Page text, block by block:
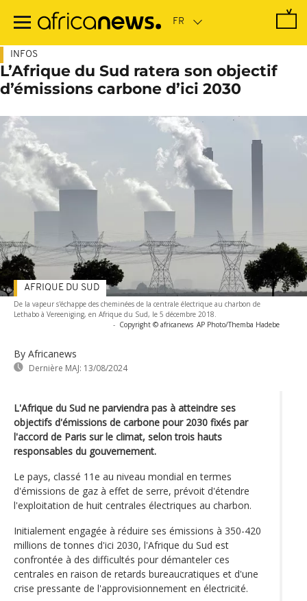
contenu
INFOS
L’Afrique du Sud ratera son objectif
d’émissions carbone d’ici 2030
De la vapeur s'échappe des cheminées de la centrale électrique au charbon de
Lethabo à Vereeniging, en Afrique du Sud, le 5 décembre 2018.
- Copyright © africanews AP Photo/Themba Hadebe
By Africanews
Dernière MAJ: 13/08/2024
AFRIQUE DU SUD
L'Afrique du Sud ne parviendra pas à atteindre ses
objectifs d'émissions de carbone pour 2030 fixés par
l'accord de Paris sur le climat, selon trois hauts
responsables du gouvernement.
Le pays, classé 11e au niveau mondial en termes
d'émissions de gaz à effet de serre, prévoit d'étendre
l'exploitation de huit centrales électriques au charbon.
Initialement engagée à réduire ses émissions à 350-420
millions de tonnes d'ici 2030, l'Afrique du Sud est
confrontée à des difficultés pour démanteler ces
centrales en raison de retards bureaucratiques et d'une
crise pressante de l'approvisionnement en électricité.